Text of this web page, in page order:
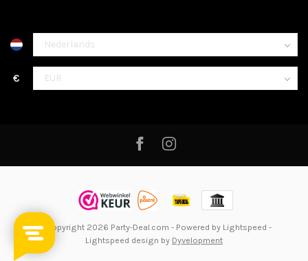
€
© Copyright 2026 Party-Deal.com - Powered by Lightspeed -
Lightspeed design by Dyvelopment